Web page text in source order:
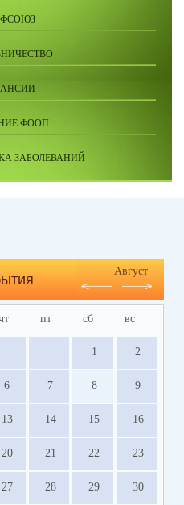
ФООП
ЗАБОЛЕВАНИЙ
Август
пт сб вс
1 2
6 7 8 9
13 14 15 16
20 21 22 23
27 28 29 30